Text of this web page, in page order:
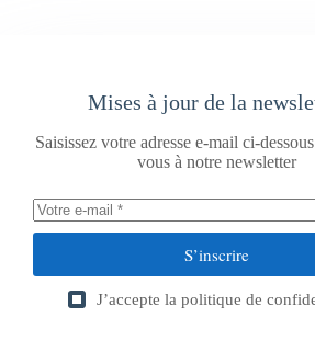
Mises à jour de la
Saisissez votre adresse e-mail ci-
vous à notre newsletter
S’inscrire
J’accepte la politique de